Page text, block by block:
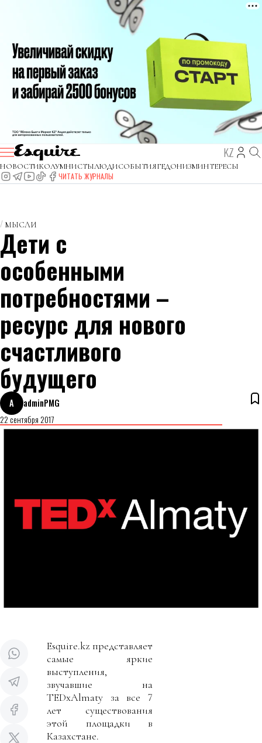
KZ
НОВОСТИКОЛУМНИСТЫЛЮДИСОБЫТИЯГЕДОНИЗМИНТЕРЕСЫ
ЧИТАТЬ ЖУРНАЛЫ
МЫСЛИ
Дети с
особенными
потребностями –
ресурс для нового
счастливого
будущего
A
adminPMG
22 сентября 2017
Esquire.kz представляет
самые яркие
выступления,
звучавшие на
TEDxAlmaty за все 7
лет существования
этой площадки в
Казахстане.